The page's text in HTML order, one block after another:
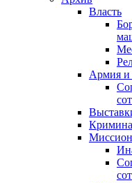
Власть
Армия и